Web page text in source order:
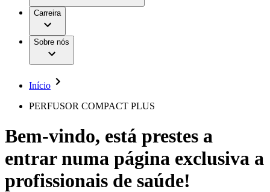
Aesculap Academy
Contentores Estéreis
Neurocirurgia
Nutrição Clínica
Prevenção e Controlo de Infeções
Retenção Urinária e Urologia
Suturas e Especialidades Cirúrgicas
Patologias e Cuidados
Serviços
Trabalhar na B. Braun
Oportunidades de emprego
A nossa cultura
Centro de Inovação
Responsabilidade
Acesso aos Cuidados de Saúde
Comunicados de Imprensa
Contactos
Formulário de Contacto
Carreira
Sobre nós
Início
PERFUSOR COMPACT PLUS
Bem-vindo, está prestes a
entrar numa página exclusiva a
profissionais de saúde!